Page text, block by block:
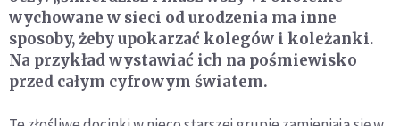
wychowane w sieci od urodzenia ma inne
sposoby, żeby upokarzać kolegów i koleżanki.
Na przykład wystawiać ich na pośmiewisko
przed całym cyfrowym światem.